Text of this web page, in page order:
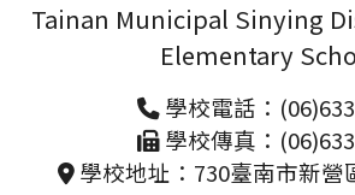
Tainan Municipal Sinying
Elementary
學校電話：
學校傳真：
學校地址：730臺南市新營